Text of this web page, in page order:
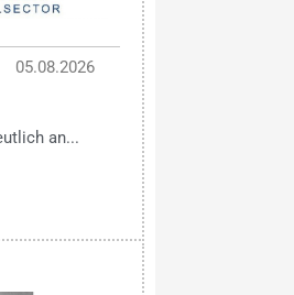
05.08.2026
an...